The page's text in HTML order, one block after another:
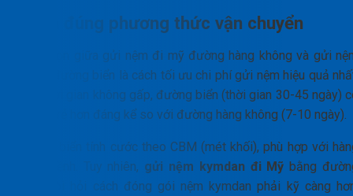
Chọn đúng phương thức vận chuyển
Lựa chọn giữa gửi nệm đi mỹ đường hàng không và gửi
đi mỹ đường biển là cách tối ưu chi phí gửi nệm hiệu quả
Nếu thời gian không gấp, đường biển (thời gian 30-45 ngày)
chi phí rẻ hơn đáng kể so với đường hàng không (7-10 ngày).
Đường biển tính cước theo CBM (mét khối), phù hợp với
cồng kềnh. Tuy nhiên, gửi nệm kymdan đi Mỹ bằng
biển đòi hỏi cách đóng gói nệm kymdan phải kỹ càng